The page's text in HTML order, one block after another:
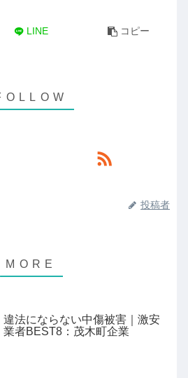
LINE コピー
投稿者
違法にならない中傷被害｜激安
業者BEST8：茂木町企業